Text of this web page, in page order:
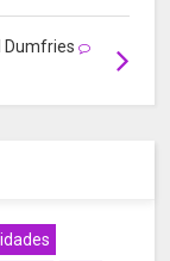
Dumfries